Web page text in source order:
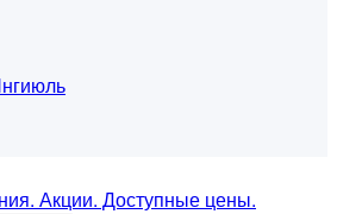
Акции. Доступные цены.